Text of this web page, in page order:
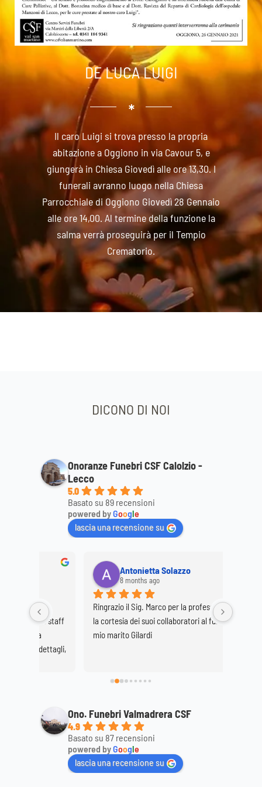
DE LUCA LUIGI
Il caro Luigi si trova presso la propria
abitazione a Oggiono in via Cavour 5, e
giungerà in Chiesa Giovedì alle ore 13,30. I
funerali avranno luogo nella Chiesa
Parrocchiale di Oggiono Giovedì 28 Gennaio
alle ore 14,00. Al termine della funzione la
salma verrà proseguirà per il Tempio
Crematorio.
DICONO DI NOI
Onoranze Funebri CSF Calolzio -
Lecco
5.0
Basato su 89 recensioni
powered byGoogle
lascia una recensione su
Antonietta Solazzo
8 months ago
Ringrazio il Sig. Marco per la professionalità e
la cortesia dei suoi collaboratori al funerale di
mio marito Gilardi
Ono. Funebri Valmadrera CSF
4.9
Basato su 87 recensioni
powered byGoogle
lascia una recensione su